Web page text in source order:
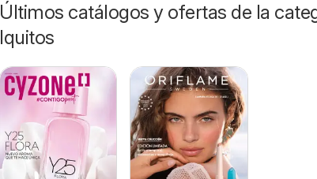
Últimos catálogos y ofertas de la
Iquitos